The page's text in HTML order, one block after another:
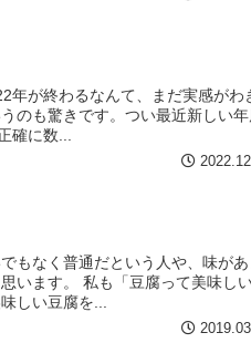
年が終わるなんて、まだ実感がわ
のも驚きです。つい最近新しい
確に数...
もなく普通だという人や、味があ
います。 私も「豆腐って美味し
しい豆腐を...